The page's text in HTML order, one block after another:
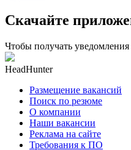
Скачайте
Чтобы получать
HeadHunter
Размещение вакансий
Поиск по резюме
О компании
Наши вакансии
Реклама на сайте
Требования к ПО